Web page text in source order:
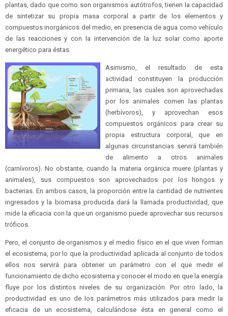
plantas, dado que como son organismos autótrofos, tienen la capacidad
de sintetizar su propia masa corporal a partir de los elementos y
compuestos inorgánicos del medio, en presencia de agua como vehículo
de las reacciones y con la intervención de la luz solar como aporte
energético para éstas.
Asimismo, el resultado de esta
actividad constituyen la producción
primaria, las cuales son aprovechadas
por los animales comen las plantas
(herbívoros), y aprovechan esos
compuestos orgánicos para crear su
propia estructura corporal, que en
algunas circunstancias servirá también
de alimento a otros animales
(carnívoros). No obstante, cuando la materia orgánica muere (plantas y
animales), sus compuestos son aprovechados por los hongos y
bacterias. En ambos casos, la proporción entre la cantidad de nutrientes
ingresados y la biomasa producida dará la llamada productividad, que
mide la eficacia con la que un organismo puede aprovechar sus recursos
tróficos.
Pero, el conjunto de organismos y el medio físico en el que viven forman
el ecosistema, por lo que la productividad aplicada al conjunto de todos
ellos nos servirá para obtener un parámetro con el que medir el
funcionamiento de dicho ecosistema y conocer el modo en que la energía
fluye por los distintos niveles de su organización. Por otro lado, la
productividad es uno de los parámetros más utilizados para medir la
eficacia de un ecosistema, calculándose ésta en general como el